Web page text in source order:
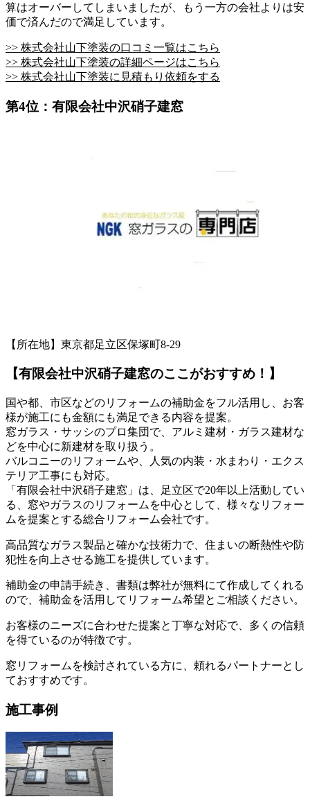
算はオーバーしてしまいましたが、もう一方の会社よりは安
価で済んだので満足しています。
>> 株式会社山下塗装の口コミ一覧はこちら
>> 株式会社山下塗装の詳細ページはこちら
>> 株式会社山下塗装に見積もり依頼をする
第4位：有限会社中沢硝子建窓
【所在地】東京都足立区保塚町8-29
【有限会社中沢硝子建窓のここがおすすめ！】
国や都、市区などのリフォームの補助金をフル活用し、お客
様が施工にも金額にも満足できる内容を提案。
窓ガラス・サッシのプロ集団で、アルミ建材・ガラス建材な
どを中心に新建材を取り扱う。
バルコニーのリフォームや、人気の内装・水まわり・エクス
テリア工事にも対応。
「有限会社中沢硝子建窓」は、足立区で20年以上活動してい
る、窓やガラスのリフォームを中心として、様々なリフォー
ムを提案とする総合リフォーム会社です。
高品質なガラス製品と確かな技術力で、住まいの断熱性や防
犯性を向上させる施工を提供しています。
補助金の申請手続き、書類は弊社が無料にて作成してくれる
ので、補助金を活用してリフォーム希望とご相談ください。
お客様のニーズに合わせた提案と丁寧な対応で、多くの信頼
を得ているのが特徴です。
窓リフォームを検討されている方に、頼れるパートナーとし
ておすすめです。
施工事例